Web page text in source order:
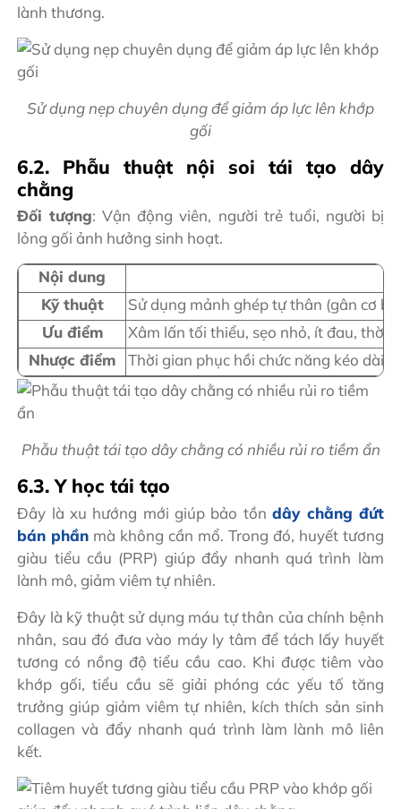
lành thương.
Sử dụng nẹp chuyên dụng để giảm áp lực lên khớp
gối
6.2. Phẫu thuật nội soi tái tạo dây
chằng
Đối tượng: Vận động viên, người trẻ tuổi, người bị
lỏng gối ảnh hưởng sinh hoạt.
Nội dung
Kỹ thuật
Sử dụng mảnh ghép tự thân (gân cơ
Ưu điểm
Xâm lấn tối thiểu, sẹo nhỏ, ít đau, thời
Nhược điểm
Thời gian phục hồi chức năng kéo dài;
Phẫu thuật tái tạo dây chằng có nhiều rủi ro tiềm ẩn
6.3. Y học tái tạo
Đây là xu hướng mới giúp bảo tồndây chằng đứt
bán phần mà không cần mổ. Trong đó, huyết tương
giàu tiểu cầu (PRP) giúp đẩy nhanh quá trình làm
lành mô, giảm viêm tự nhiên.
Đây là kỹ thuật sử dụng máu tự thân của chính bệnh
nhân, sau đó đưa vào máy ly tâm để tách lấy huyết
tương có nồng độ tiểu cầu cao. Khi được tiêm vào
khớp gối, tiểu cầu sẽ giải phóng các yếu tố tăng
trưởng giúp giảm viêm tự nhiên, kích thích sản sinh
collagen và đẩy nhanh quá trình làm lành mô liên
kết.